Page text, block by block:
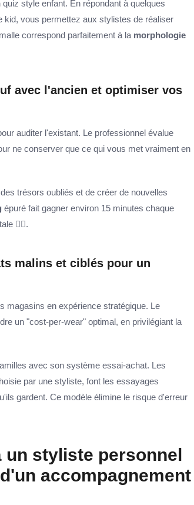
style enfant. En répondant à quelques
kid, vous permettez aux stylistes de réaliser
correspond parfaitement à la morphologie
avec l'ancien et optimiser vos
auditer l'existant. Le professionnel évalue
ne conserver que ce qui vous met vraiment en
trésors oubliés et de créer de nouvelles
épuré fait gagner environ 15 minutes chaque
🧘‍♀️.
malins et ciblés pour un
magasins en expérience stratégique. Le
un "cost-per-wear" optimal, en privilégiant la
avec son système essai-achat. Les
par une styliste, font les essayages
gardent. Ce modèle élimine le risque d'erreur
un styliste personnel
accompagnement